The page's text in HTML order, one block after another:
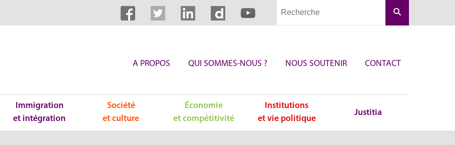
A PROPOS QUI SOMMES-NOUS ? NOUS SOUTENIR CONTACT
Immigration
et intégration
Société
et culture
Économie
et compétitivité
Institutions
et vie politique
Justitia